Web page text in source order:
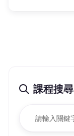
課程搜尋